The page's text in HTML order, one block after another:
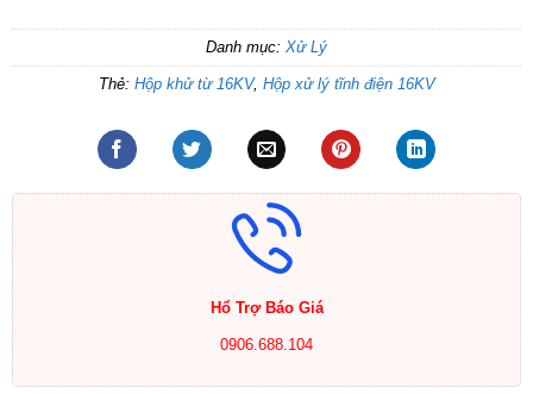
Danh mục: Xử Lý
Thẻ: Hộp khử từ 16KV, Hộp xử lý tĩnh điện 16KV
Hổ Trợ Báo Giá
0906.688.104